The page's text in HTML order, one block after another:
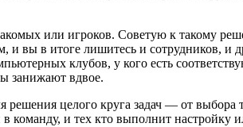
или игроков. Советую к такому
вы в итоге лишитесь и сотрудников, и
клубов, у кого есть
занижают вдвое.
целого круга задач — от выбора
и тех кто выполнит настройку